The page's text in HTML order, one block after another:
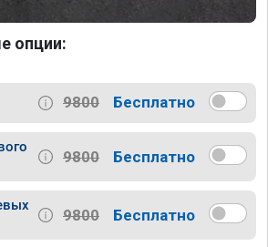
опции:
9800 Бесплатно
9800 Бесплатно
9800 Бесплатно